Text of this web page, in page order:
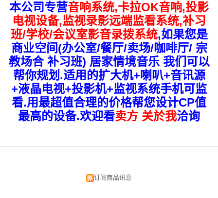
本公司专营音响系统,卡拉OK音响,投影
电视设备,监视录影远端监看系统,补习
班/学校/会议室影音录拨系统,如果您是
商业空间(办公室/餐厅/卖场/咖啡厅/ 宗
教场合 补习班) 居家情境音乐 我们可以
帮你规划.适用的扩大机+喇叭+音讯源
+液晶电视+投影机+监视系统手机可监
看.用最超值合理的价格帮您设计CP值
最高的设备.欢迎看卖方 关於我洽询
订阅商品讯息